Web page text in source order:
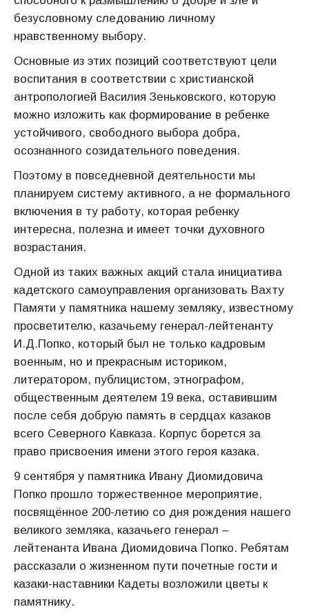
безусловному следованию личному
нравственному выбору.
Основные из этих позиций соответствуют цели
воспитания в соответствии с христианской
антропологией Василия Зеньковского, которую
можно изложить как формирование в ребенке
устойчивого, свободного выбора добра,
осознанного созидательного поведения.
Поэтому в повседневной деятельности мы
планируем систему активного, а не формального
включения в ту работу, которая ребенку
интересна, полезна и имеет точки духовного
возрастания.
Одной из таких важных акций стала инициатива
кадетского самоуправления организовать Вахту
Памяти у памятника нашему земляку, известному
просветителю, казачьему генерал-лейтенанту
И.Д.Попко, который был не только кадровым
военным, но и прекрасным историком,
литератором, публицистом, этнографом,
общественным деятелем 19 века, оставившим
после себя добрую память в сердцах казаков
всего Северного Кавказа. Корпус борется за
право присвоения имени этого героя казака.
9 сентября у памятника Ивану Диомидовича
Попко прошло торжественное мероприятие,
посвящённое 200-летию со дня рождения нашего
великого земляка, казачьего генерал –
лейтенанта Ивана Диомидовича Попко. Ребятам
рассказали о жизненном пути почетные гости и
казаки-наставники Кадеты возложили цветы к
памятнику.